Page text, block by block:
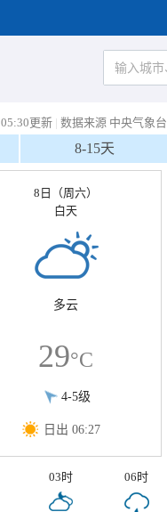
05:30更新 | 数据来源 中央气象台
8-15天
8日（周六）
白天
多云
29°C
4-5级
日出 06:27
03时 06时